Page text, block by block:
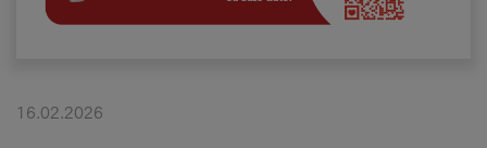
Плати сметка
#ПодобарОнлајн
16.02.2026